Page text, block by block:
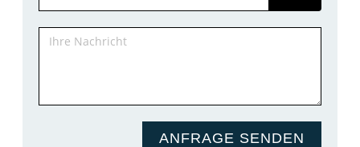
ANFRAGE SENDEN